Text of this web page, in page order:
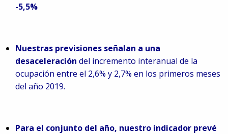
-5,5%
Nuestras previsiones señalan a una
desaceleración del incremento interanual de la
ocupación entre el 2,6% y 2,7% en los primeros meses
del año 2019.
Para el conjunto del año, nuestro indicador prevé